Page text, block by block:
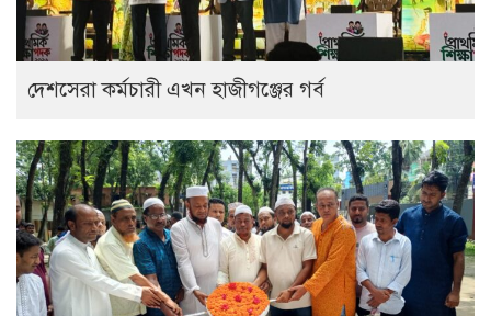
দেশসেরা কর্মচারী এখন হাজীগঞ্জের গর্ব